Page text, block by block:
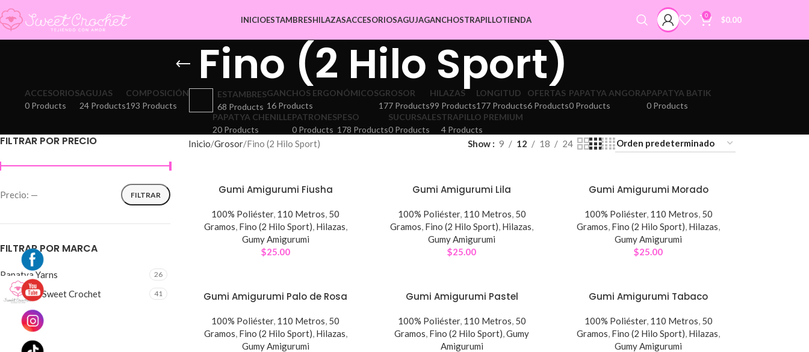
INICIOESTAMBRESHILAZASACCESORIOSAGUJAGANCHOSTRAPILLOTIENDA 0 $0.00
Fino (2 Hilo Sport)
ACCESORIOS
0 Products
AGUJAS
24 Products
COMPOSICIÓN
193 Products
ESTAMBRES
68 Products
GANCHOS ERGONÓMICOS
16 Products
GROSOR
177 Products
HILAZAS
99 Products
LONGITUD
177 Products
OFERTAS
6 Products
PAPATYA ANGORA
0 Products
PAPATYA BATIK
0 Products
PAPATYA CHENILLE
20 Products
PATRONES
0 Products
PESO
178 Products
SUCURSALES
0 Products
TRAPILLO PREMIUM
4 Products
FILTRAR POR PRECIO
FILTRAR
Precio: —
FILTRAR POR MARCA
Papatya Yarns 26
Sweet Crochet 41
Inicio Grosor Fino (2 Hilo Sport) Show 9 12 18 24
Gumi Amigurumi Fiusha
100% Poliéster, 110 Metros, 50
Gramos, Fino (2 Hilo Sport), Hilazas,
Gumy Amigurumi
$25.00
Gumi Amigurumi Lila
100% Poliéster, 110 Metros, 50
Gramos, Fino (2 Hilo Sport), Hilazas,
Gumy Amigurumi
$25.00
Gumi Amigurumi Morado
100% Poliéster, 110 Metros, 50
Gramos, Fino (2 Hilo Sport), Hilazas,
Gumy Amigurumi
$25.00
Gumi Amigurumi Palo de Rosa
100% Poliéster, 110 Metros, 50
Gramos, Fino (2 Hilo Sport), Hilazas,
Gumy Amigurumi
Gumi Amigurumi Pastel
100% Poliéster, 110 Metros, 50
Gramos, Fino (2 Hilo Sport),Gumy
Amigurumi
Gumi Amigurumi Tabaco
100% Poliéster, 110 Metros, 50
Gramos, Fino (2 Hilo Sport), Hilazas,
Gumy Amigurumi